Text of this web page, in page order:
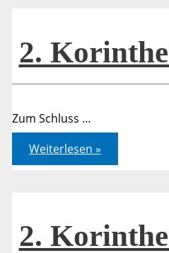
2.
Zum Schluss …
2.
Korinther
13,11-
Weiterlesen »
2.